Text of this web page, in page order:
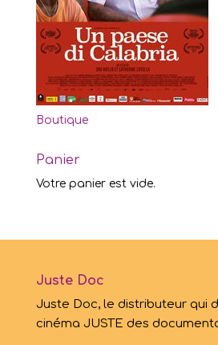
Boutique
Panier
Votre panier est vide.
Juste Doc
Juste Doc, le distributeur qui
cinéma JUSTE des